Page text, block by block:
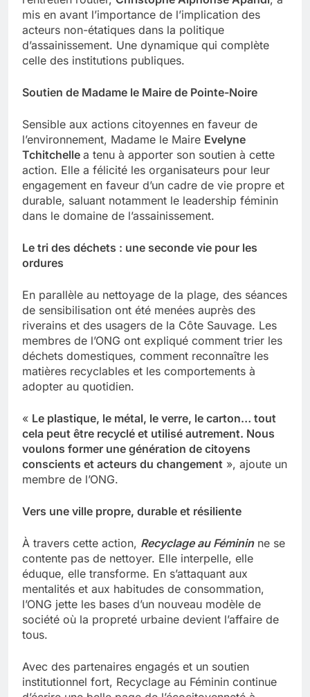
mis en avant l’importance de l’implication des
acteurs non-étatiques dans la politique
d’assainissement. Une dynamique qui complète
celle des institutions publiques.
Soutien de Madame le Maire de Pointe-Noire
Sensible aux actions citoyennes en faveur de
l’environnement, Madame le Maire Evelyne
Tchitchelle a tenu à apporter son soutien à cette
action. Elle a félicité les organisateurs pour leur
engagement en faveur d’un cadre de vie propre et
durable, saluant notamment le leadership féminin
dans le domaine de l’assainissement.
Le tri des déchets : une seconde vie pour les
ordures
En parallèle au nettoyage de la plage, des séances
de sensibilisation ont été menées auprès des
riverains et des usagers de la Côte Sauvage. Les
membres de l’ONG ont expliqué comment trier les
déchets domestiques, comment reconnaître les
matières recyclables et les comportements à
adopter au quotidien.
« Le plastique, le métal, le verre, le carton… tout
cela peut être recyclé et utilisé autrement. Nous
voulons former une génération de citoyens
conscients et acteurs du changement », ajoute un
membre de l’ONG.
Vers une ville propre, durable et résiliente
À travers cette action, Recyclage au Fémininne se
contente pas de nettoyer. Elle interpelle, elle
éduque, elle transforme. En s’attaquant aux
mentalités et aux habitudes de consommation,
l’ONG jette les bases d’un nouveau modèle de
société où la propreté urbaine devient l’affaire de
tous.
Avec des partenaires engagés et un soutien
institutionnel fort, Recyclage au Féminin continue